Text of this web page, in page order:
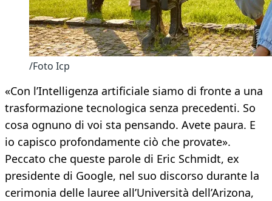
/Foto Icp
«Con l’Intelligenza artificiale siamo di fronte a una
trasformazione tecnologica senza precedenti. So
cosa ognuno di voi sta pensando. Avete paura. E
io capisco profondamente ciò che provate».
Peccato che queste parole di Eric Schmidt, ex
presidente di Google, nel suo discorso durante la
cerimonia delle lauree all’Università dell’Arizona,